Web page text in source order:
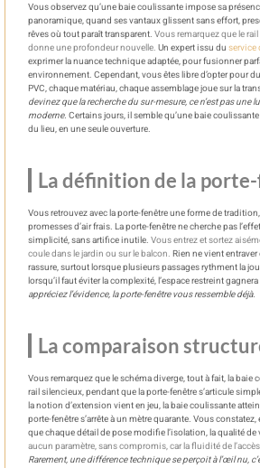
Vous observez qu’une baie coulissante impose sa
panoramique, quand ses vantaux glissent sans effort,
rêves où tout paraît transparent. Vous remarquez que le
donne une profondeur nouvelle. Un expert issu du service
exprimer la nuance technique adaptée, pour fusionner
environnement. Cependant, vous êtes libre d’opter pour
PVC, chaque matériau, chaque assemblage joue sur la
devinez que la recherche du sur-mesure, ce n’est pas une
moderne. Certains jours, il semble qu’une baie
du lieu, en une seule ouverture.
La définition de la
Vous retrouvez avec la porte-fenêtre une forme de
promesses d’air frais. La porte-fenêtre ne cherche pas
simplicité, sans artifice inutile. Vous entrez et sortez
coule dans le jardin ou sur le balcon. Rien ne vient
rassure, surtout lorsque plusieurs passages rythment la
lorsqu’il faut éviter la complexité, l’espace restreint
appréciez l’évidence, la porte-fenêtre vous ressemble déjà.
La comparaison
Vous remarquez que le schéma diverge, tout à fait, la baie
rail silencieux, pendant que la porte-fenêtre s’articule
la notion d’extension vient en jeu, la baie coulissante
porte-fenêtre s’arrête à un mètre quarante. Vous
que chaque détail de pose modifie l’isolation, la qualité de
aucun paramètre, sans compromis, car la fluidité de
Rarement, une différence technique se perçoit à l’œil nu,